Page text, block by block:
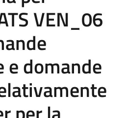
VEN_06
e domande